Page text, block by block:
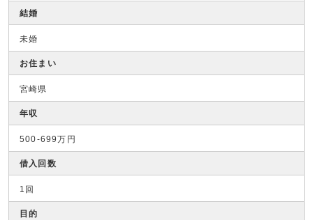
結婚
未婚
お住まい
宮崎県
年収
500-699万円
借入回数
1回
目的